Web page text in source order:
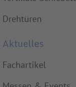
Drehtüren
Aktuelles
Fachartikel